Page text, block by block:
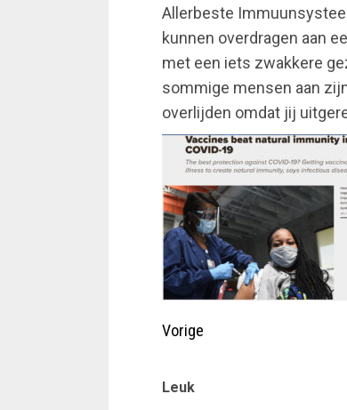
Allerbeste
kunnen overdragen aan
met een iets zwakkere
sommige mensen aan
overlijden omdat jij
Doorgaan
met
lezen
Vorige
Leuk